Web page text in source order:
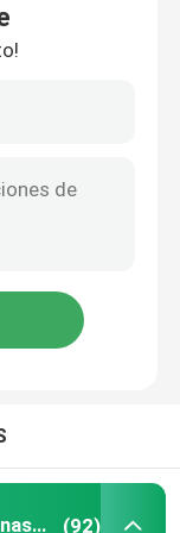
y las puertas
perfiles de aluminio para las ventanas y las puertas (92)